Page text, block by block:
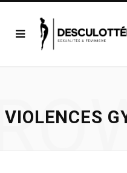
VIOLENCES